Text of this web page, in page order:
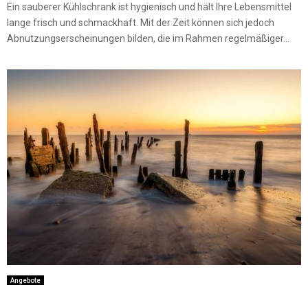
Ein sauberer Kühlschrank ist hygienisch und hält Ihre Lebensmittel
lange frisch und schmackhaft. Mit der Zeit können sich jedoch
Abnutzungserscheinungen bilden, die im Rahmen regelmäßiger...
Angebote